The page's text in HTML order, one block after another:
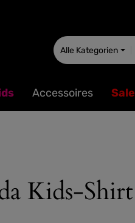
Alle Kategorien
Accessoires Sale
Kids-Shirt